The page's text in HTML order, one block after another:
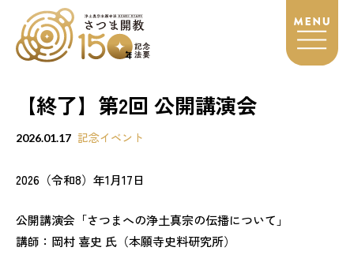
【終了】第2回 公開講演会
2026.01.17 記念イベント
2026（令和8）年1月17日
公開講演会「さつまへの浄土真宗の伝播について」
講師：岡村 喜史 氏（本願寺史料研究所）